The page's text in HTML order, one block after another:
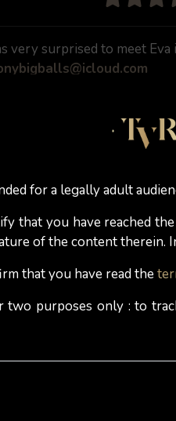
very surprised to meet
Thank you for
for a legally adult
that you have reached
of the content therein.
that you have read the
two purposes only : to